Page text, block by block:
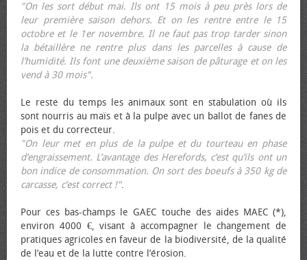
"On les sort début mai. Ils ont 15 mois à peu près lors de
leur première saison dehors. Et on les rentre entre le 15
octobre et le 1er novembre. Il ne faut pas trop tarder sinon
la bétaillère ne rentre plus dans les parcelles à cause de
l’humidité. Ils font une deuxième saison de pâturage et on les
vend à 30 mois".
Le reste du temps les animaux sont en stabulation où ils
sont nourris au maïs et à la pulpe avec un ballot de fanes de
pois et du correcteur.
"On leur met en plus de la pulpe et du tourteau en phase
d’engraissement. L’avantage des Herefords, c’est qu’ils ont un
bon indice de consommation. On sort des bœufs à 350 kg de
carcasse, c’est correct !".
Pour ces bas-champs le GAEC touche des aides MAEC (*),
environ 4000 €, visant à accompagner le changement de
pratiques agricoles en faveur de la biodiversité, de la qualité
de l’eau et de la lutte contre l’érosion.